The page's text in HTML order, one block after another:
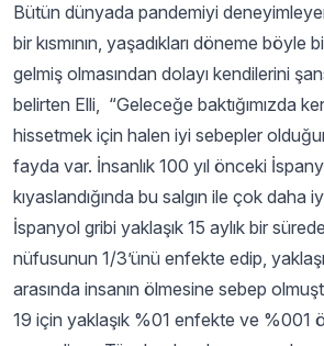
Bütün dünyada pandemiyi
bir kısmının, yaşadıkları döneme böyle
gelmiş olmasından dolayı kendilerini
belirten Elli, “Geleceğe baktığımızda
hissetmek için halen iyi sebepler
fayda var. İnsanlık 100 yıl önceki
kıyaslandığında bu salgın ile çok daha
İspanyol gribi yaklaşık 15 aylık bir
nüfusunun 1/3’ünü enfekte edip,
arasında insanın ölmesine sebep
19 için yaklaşık %01 enfekte ve %001